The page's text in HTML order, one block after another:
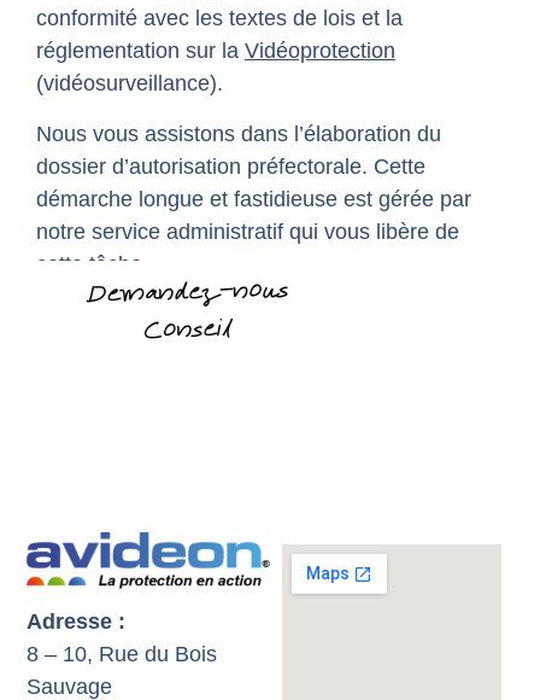
conformité avec les textes de lois et la
réglementation sur la Vidéoprotection
(vidéosurveillance).
Nous vous assistons dans l’élaboration du
dossier d’autorisation préfectorale. Cette
démarche longue et fastidieuse est gérée par
notre service administratif qui vous libère de
cette tâche.
Adresse :
8 – 10, Rue du Bois
Sauvage